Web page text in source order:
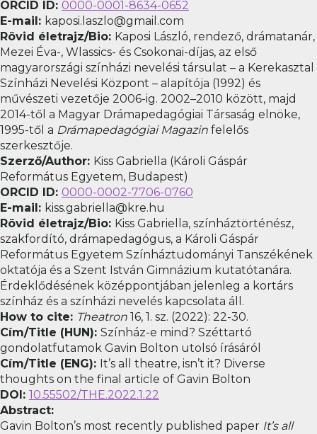
ORCID ID: 0000-0001-8634-0652
E-mail: kaposi.laszlo@gmail.com
Rövid életrajz/Bio: Kaposi László, rendező, drámatanár,
Mezei Éva-, Wlassics- és Csokonai-díjas, az első
magyarországi színházi nevelési társulat – a Kerekasztal
Színházi Nevelési Központ – alapítója (1992) és
művészeti vezetője 2006-ig. 2002–2010 között, majd
2014-től a Magyar Drámapedagógiai Társaság elnöke,
1995-től a Drámapedagógiai Magazin felelős
szerkesztője.
Szerző/Author: Kiss Gabriella (Károli Gáspár
Református Egyetem, Budapest)
ORCID ID: 0000-0002-7706-0760
E-mail: kiss.gabriella@kre.hu
Rövid életrajz/Bio: Kiss Gabriella, színháztörténész,
szakfordító, drámapedagógus, a Károli Gáspár
Református Egyetem Színháztudományi Tanszékének
oktatója és a Szent István Gimnázium kutatótanára.
Érdeklődésének középpontjában jelenleg a kortárs
színház és a színházi nevelés kapcsolata áll.
How to cite: Theatron 16, 1. sz. (2022): 22-30.
Cím/Title (HUN): Színház-e mind? Széttartó
gondolatfutamok Gavin Bolton utolsó írásáról
Cím/Title (ENG): It’s all theatre, isn’t it? Diverse
thoughts on the final article of Gavin Bolton
DOI: 10.55502/THE.2022.1.22
Abstract:
Gavin Bolton’s most recently published paper It’s all